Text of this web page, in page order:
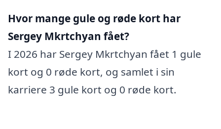
Hvor mange gule og røde kort har
Sergey Mkrtchyan fået?
I 2026 har Sergey Mkrtchyan fået 1 gule
kort og 0 røde kort, og samlet i sin
karriere 3 gule kort og 0 røde kort.